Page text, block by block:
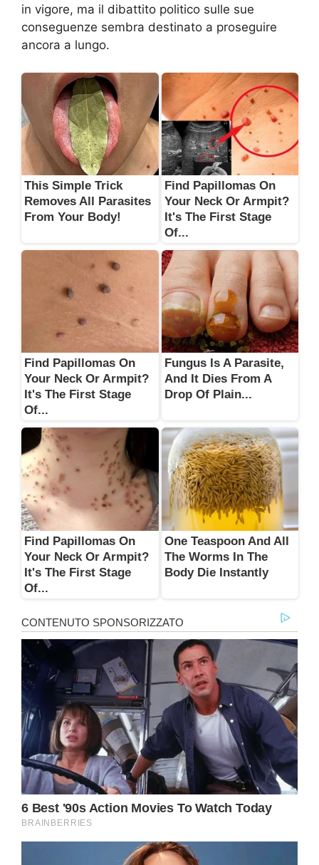
in vigore, ma il dibattito politico sulle sue
conseguenze sembra destinato a proseguire
ancora a lungo.
This Simple Trick
Removes All Parasites
From Your Body!
Find Papillomas On
Your Neck Or Armpit?
It's The First Stage
Of...
Find Papillomas On
Your Neck Or Armpit?
It's The First Stage
Of...
Fungus Is A Parasite,
And It Dies From A
Drop Of Plain...
Find Papillomas On
Your Neck Or Armpit?
It's The First Stage
Of...
One Teaspoon And All
The Worms In The
Body Die Instantly